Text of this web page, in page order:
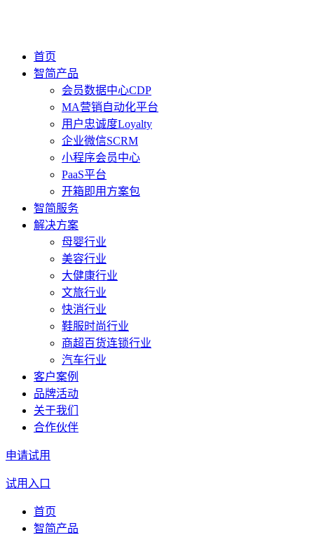
首页
智简产品
会员数据中心CDP
MA营销自动化平台
用户忠诚度Loyalty
企业微信SCRM
小程序会员中心
PaaS平台
开箱即用方案包
智简服务
解决方案
母婴行业
美容行业
大健康行业
文旅行业
快消行业
鞋服时尚行业
商超百货连锁行业
汽车行业
客户案例
品牌活动
关于我们
合作伙伴
申请试用
试用入口
首页
智简产品